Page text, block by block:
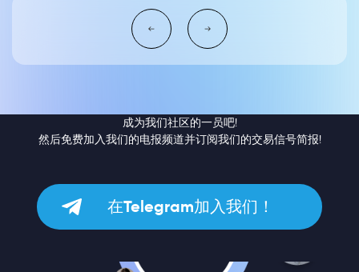
成为我们社区的一员吧!
然后免费加入我们的电报频道并订阅我们的交易信号简报!
在Telegram加入我们！